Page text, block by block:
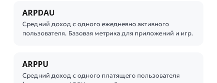
ARPDAU
Средний доход с одного ежедневно активного
пользователя. Базовая метрика для приложений и игр.
ARPPU
Средний доход с одного платящего пользователя